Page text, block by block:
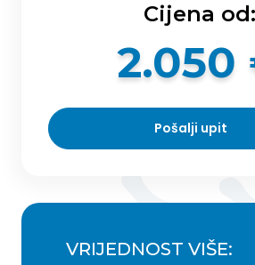
Cijena od:
2.050
Pošalji upit
VRIJEDNOST VIŠE: